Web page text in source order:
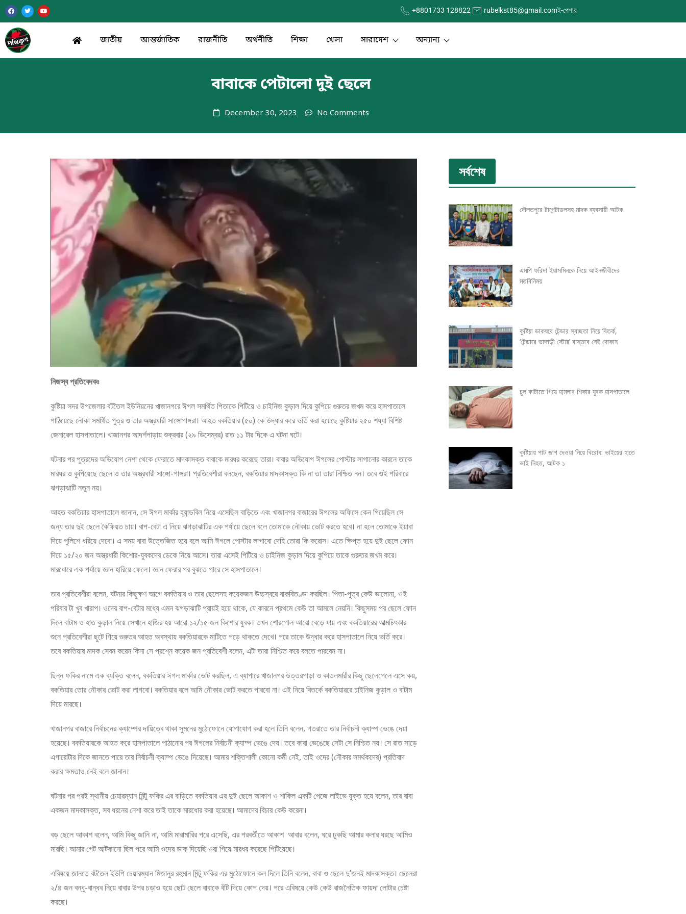
+8801733 128822 rubelkst85@gmail.comই-পেপার
জাতীয় আন্তর্জাতিক রাজনীতি অর্থনীতি শিক্ষা খেলা সারাদেশ অন্যান্য
বাবাকে পেটালো দুই ছেলে
December 30, 2023 No Comments
নিজস্ব প্রতিবেদকঃ
কুষ্টিয়া সদর উপজেলার বটতৈল ইউনিয়নের খাজানগরে ঈগল সমর্থিত পিতাকে পিটিয়ে ও চাইনিজ কুড়াল দিয়ে কুপিয়ে গুরুতর জখম করে হাসপাতালে
পাঠিয়েছে নৌকা সমর্থিত পুত্র ও তার অস্ত্রধারী সাঙ্গোপাঙ্গরা। আহত বকতিয়ার (৫০) কে উদ্ধার করে ভর্তি করা হয়েছে কুষ্টিয়ার ২৫০ শয্যা বিশিষ্ট
জেনারেল হাসপাতালে। খাজানগর আদর্শপাড়ায় শুক্রবার (২৯ ডিসেম্বর) রাত ১১ টার দিকে এ ঘটনা ঘটে।
ঘটনার পর পুত্রদের অভিযোগ নেশা থেকে ফেরাতে মাদকাসক্ত বাবাকে মারধর করেছে তারা। বাবার অভিযোগ ঈগলের পোস্টার লাগানোর কারনে তাকে
মারধর ও কুপিয়েছে ছেলে ও তার অস্ত্রধারী সাঙ্গো-পাঙ্গরা। প্রতিবেশীরা বলছেন, বকতিয়ার মাদকাসক্ত কি না তা তারা নিশ্চিত নন। তবে ওই পরিবারে
ঝগড়াঝাটি নতুন নয়।
আহত বকতিয়ার হাসপাতালে জানান, সে ঈগল মার্কার হ্যান্ডবিল নিয়ে এসেছিল বাড়িতে এবং খাজানগর বাজারের ঈগলের অফিসে কেন গিয়েছিল সে
জন্য তার দুই ছেলে কৈফিয়ত চায়। বাপ-বেটা এ নিয়ে ঝগড়াঝাটির এক পর্যায়ে ছেলে বলে তোমাকে নৌকায় ভোট করতে হবে। না হলে তোমাকে ইয়াবা
দিয়ে পুলিশে ধরিয়ে দেবো। এ সময় বাবা উত্তেজিত হয়ে বলে আমি ঈগলে পোস্টার লাগাবো দেহি তোরা কি করোস। এতে ক্ষিপ্ত হয়ে দুই ছেলে ফোন
দিয়ে ১৫/২০ জন অস্ত্রধারী কিশোর-যুবকদের ডেকে নিয়ে আসে। তারা এসেই পিটিয়ে ও চাইনিজ কুড়াল দিয়ে কুপিয়ে তাকে গুরুতর জখম করে।
মারধোরে এক পর্যায়ে জ্ঞান হারিয়ে ফেলে। জ্ঞান ফেরার পর বুঝতে পারে সে হাসপাতালে।
তার প্রতিবেশীরা বলেন, ঘটনার কিছুক্ষণ আগে বকতিয়ার ও তার ছেলেসহ কয়েকজন উচ্চস্বরে বাকবিতণ্ডা করছিল। পিতা-পুত্র কেউ ভালোনা, ওই
পরিবার টা খুব খারাপ। ওদের বাপ-বেটার মধ্যে এমন ঝগড়াঝাটি প্রায়ই হয়ে থাকে, যে কারনে প্রথমে কেউ তা আমলে নেয়নি। কিছুসময় পর ছেলে ফোন
দিলে বাটাম ও হাত কুড়াল নিয়ে সেখানে হাজির হয় আরো ১২/১৫ জন কিশোর যুবক। তখন শোরগোল আরো বেড়ে যায় এবং বকতিয়ারের আত্মচিৎকার
শুনে প্রতিবেশীরা ছুটে গিয়ে গুরুতর আহত অবস্থায় বকতিয়ারকে মাটিতে পড়ে থাকতে দেখে। পরে তাকে উদ্ধার করে হাসপাতালে নিয়ে ভর্তি করে।
তবে বকতিয়ার মাদক সেবন করেন কিনা সে প্রশ্নে কয়েক জন প্রতিবেশী বলেন, এটা তারা নিশ্চিত করে বলতে পারবেন না।
ছিন্ন ফকির নামে এক ব্যক্তি বলেন, বকতিয়ার ঈগল মার্কার ভোট করছিল, এ ব্যাপারে খাজানগর উত্তরপাড়া ও কাতলমারীর কিছু ছেলেপেলে এসে কয়,
বকতিয়ার তোর নৌকার ভোট করা লাগবো। বকতিয়ার বলে আমি নৌকার ভোট করতে পারবো না। এই নিয়ে বিতর্কে বকতিয়াররে চাইনিজ কুড়াল ও বাটাম
দিয়ে মারছে।
খাজানগর বাজারে নির্বাচনের ক্যাম্পের দায়িত্বে থাকা সুমনের মুঠোফোনে যোগাযোগ করা হলে তিনি বলেন, গতরাতে তার নির্বাচনী ক্যাম্প ভেঙে দেয়া
হয়েছে। বকতিয়ারকে আহত করে হাসপাতালে পাঠানোর পর ঈগলের নির্বাচনী ক্যাম্প ভেঙে দেয়। তবে কারা ভেঙেছে সেটা সে নিশ্চিত নয়। সে রাত সাড়ে
এগারোটার দিকে জানতে পারে তার নির্বাচনী ক্যাম্প ভেঙে দিয়েছে। আমার শক্তিশালী কোনো কর্মী নেই, তাই ওদের (নৌকার সমর্থকদের) প্রতিবাদ
করার ক্ষমতাও নেই বলে জানান।
ঘটনার পর পরই স্থানীয় চেয়ারম্যান মিন্টু ফকির এর বাড়িতে বকতিয়ার এর দুই ছেলে আকাশ ও শাকিল একটি পেজে লাইভে যুক্ত হয়ে বলেন, তার বাবা
একজন মাদকাসক্ত, সব ধরনের নেশা করে তাই তাকে মারধোর করা হয়েছে। আমাদের বিচার কেউ করেনা।
বড় ছেলে আকাশ বলেন, আমি কিছু জানি না, আমি মারামারির পরে এসেছি, এর পরবর্তীতে আকাশ আবার বলেন, ঘরে ঢুকছি আমার কলার ধরছে আমিও
মারছি। আমার গেট আটকানো ছিল পরে আমি ওদের ডাক দিয়েছি ওরা গিয়ে মারধর করেছে পিটিয়েছে।
এবিষয়ে জানতে বটতৈল ইউপি চেয়ারম্যান মিজানুর রহমান মিন্টু ফকির এর মুঠোফোনে কল দিলে তিনি বলেন, বাবা ও ছেলে দু’জনই মাদকাসক্ত। ছেলেরা
২/৪ জন বন্ধু-বান্ধব নিয়ে বাবার উপর চড়াও হয়ে ছোট ছেলে বাবাকে বঁটি দিয়ে কোপ দেয়। পরে এবিষয়ে কেউ কেউ রাজনৈতিক ফায়দা লোটার চেষ্টা
করছে।
সর্বশেষ
দৌলতপুরে টাপেন্টাডলসহ মাদক ব্যবসায়ী আটক
এমপি ফরিদা ইয়াসমিনকে নিয়ে আইনজীবীদের
মতবিনিময়
কুষ্টিয়া ডাকঘরে টেন্ডার স্বচ্ছতা নিয়ে বিতর্ক,
‘টেন্ডারে ভাঙ্গাড়ী স্টোর’ বাস্তবে নেই দোকান
চুল কাটাতে গিয়ে হামলার শিকার যুবক হাসপাতালে
কুষ্টিয়ায় পাট জাগ দেওয়া নিয়ে বিরোধ: ভাইয়ের হাতে
ভাই নিহত, আটক ১